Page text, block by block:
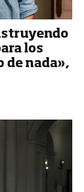
los
de nada»,